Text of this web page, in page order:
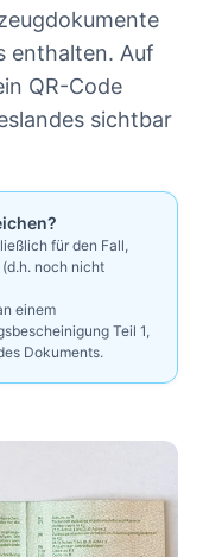
enthalten. Auf
QR-Code
sichtbar
für den Fall,
noch nicht
einem
Teil 1,
Dokuments.